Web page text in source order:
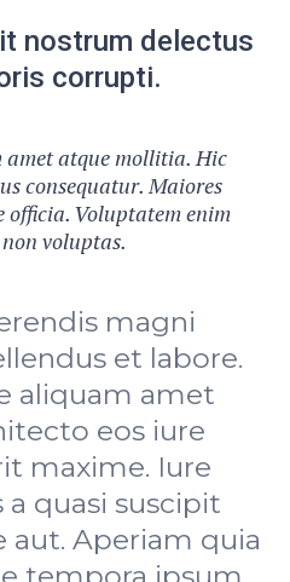
nostrum delectus
corrupti.
atque mollitia. Hic
consequatur. Maiores
officia. Voluptatem enim
voluptas.
magni
et labore.
aliquam amet
eos iure
maxime. Iure
quasi suscipit
aut. Aperiam quia